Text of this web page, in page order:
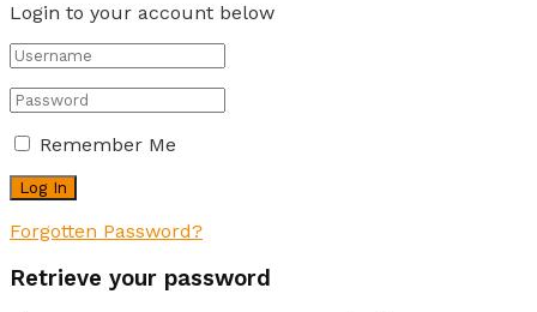
Login to your account below
Remember Me
Forgotten Password?
Retrieve your password